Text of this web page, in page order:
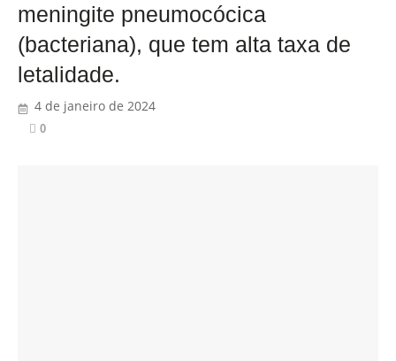
meningite pneumocócica
(bacteriana), que tem alta taxa de
letalidade.
4 de janeiro de 2024
0